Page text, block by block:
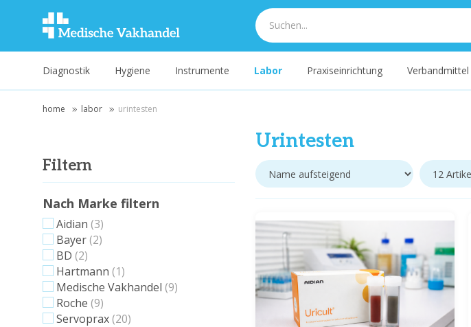
Diagnostik Hygiene Instrumente Labor Praxiseinrichtung Verbandmittel
home labor urintesten
Filtern
Nach Marke filtern
Aidian (3)
Bayer (2)
BD (2)
Hartmann (1)
Medische Vakhandel (9)
Roche (9)
Servoprax (20)
Urintesten